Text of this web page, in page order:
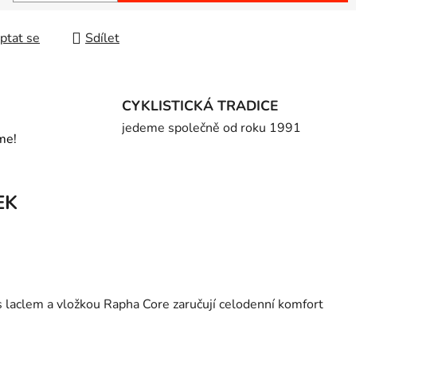
se Sdílet
CYKLISTICKÁ TRADICE
jedeme společně od roku 1991
a vložkou Rapha Core zaručují celodenní komfort